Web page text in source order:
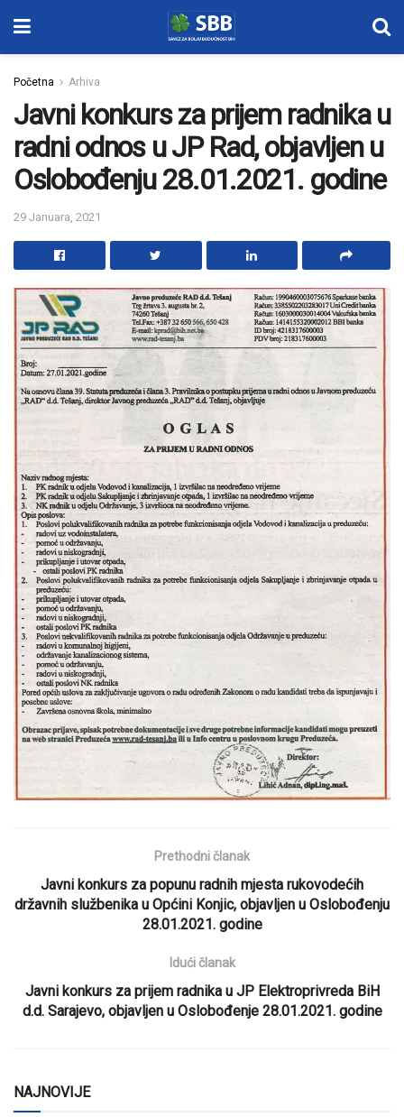
Početna Arhiva
Javni konkurs za prijem radnika u
radni odnos u JP Rad, objavljen u
Oslobođenju 28.01.2021. godine
29 Januara, 2021
Prethodni članak
Javni konkurs za popunu radnih mjesta rukovodećih
državnih službenika u Općini Konjic, objavljen u Oslobođenju
28.01.2021. godine
Idući članak
Javni konkurs za prijem radnika u JP Elektroprivreda BiH
d.d. Sarajevo, objavljen u Oslobođenje 28.01.2021. godine
NAJNOVIJE